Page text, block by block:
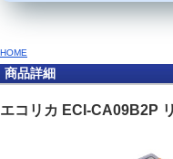
HOME
商品詳細
エコリカ ECI-CA09B2P